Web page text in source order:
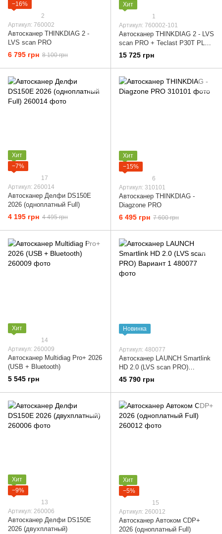
−16%
2
Артикул: 760002
Автосканер THINKDIAG 2 -
LVS scan PRO
6 795 грн 8 100 грн
Хит
1
Артикул: 760002-101
Автосканер THINKDIAG 2 - LVS
scan PRO + Teclast P30T PLUS
+ OBD2 удлиннитель
15 725 грн
Хит
−7%
17
Артикул: 260014
Автосканер Делфи DS150E
2026 (одноплатный Full)
4 195 грн 4 495 грн
Хит
−15%
6
Артикул: 310101
Автосканер THINKDIAG -
Diagzone PRO
6 495 грн 7 600 грн
Хит
14
Артикул: 260009
Автосканер Multidiag Pro+ 2026
(USB + Bluetooth)
5 545 грн
Новинка
Артикул: 480077
Автосканер LAUNCH Smartlink
HD 2.0 (LVS scan PRO)
Вариант 1
45 790 грн
Хит
−9%
13
Артикул: 260006
Автосканер Делфи DS150E
2026 (двухплатный)
Хит
−5%
15
Артикул: 260012
Автосканер Автоком CDP+
2026 (одноплатный Full)